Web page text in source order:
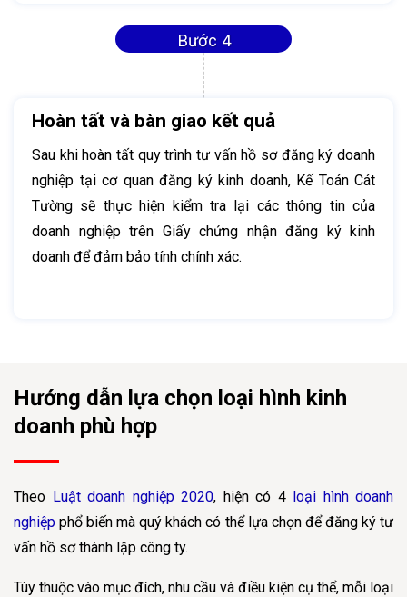
Bước 4
Hoàn tất và bàn giao kết quả
Sau khi hoàn tất quy trình tư vấn hồ sơ đăng ký doanh
nghiệp tại cơ quan đăng ký kinh doanh, Kế Toán Cát
Tường sẽ thực hiện kiểm tra lại các thông tin của
doanh nghiệp trên Giấy chứng nhận đăng ký kinh
doanh để đảm bảo tính chính xác.
Hướng dẫn lựa chọn loại hình kinh
doanh phù hợp
Theo Luật doanh nghiệp 2020, hiện có 4 loại hình doanh
nghiệp phổ biến mà quý khách có thể lựa chọn để đăng ký tư
vấn hồ sơ thành lập công ty.
Tùy thuộc vào mục đích, nhu cầu và điều kiện cụ thể, mỗi loại